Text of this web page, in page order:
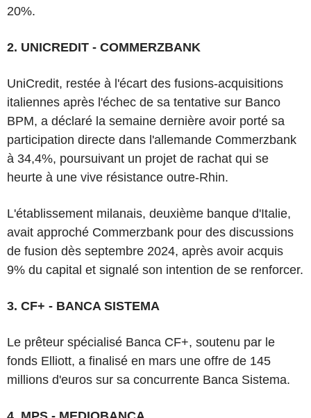
20%.
2. UNICREDIT - COMMERZBANK
UniCredit, restée à l'écart des fusions-acquisitions
italiennes après l'échec de sa tentative sur Banco
BPM, a déclaré la semaine dernière avoir porté sa
participation directe dans l'allemande Commerzbank
à 34,4%, poursuivant un projet de rachat qui se
heurte à une vive résistance outre-Rhin.
L'établissement milanais, deuxième banque d'Italie,
avait approché Commerzbank pour des discussions
de fusion dès septembre 2024, après avoir acquis
9% du capital et signalé son intention de se renforcer.
3. CF+ - BANCA SISTEMA
Le prêteur spécialisé Banca CF+, soutenu par le
fonds Elliott, a finalisé en mars une offre de 145
millions d'euros sur sa concurrente Banca Sistema.